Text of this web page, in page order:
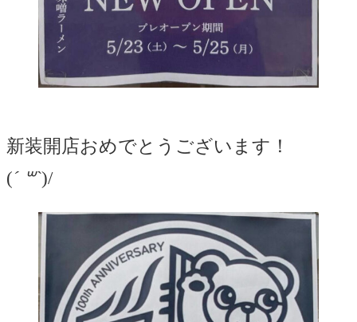
新装開店おめでとうございます！
(´ ꒳`)/